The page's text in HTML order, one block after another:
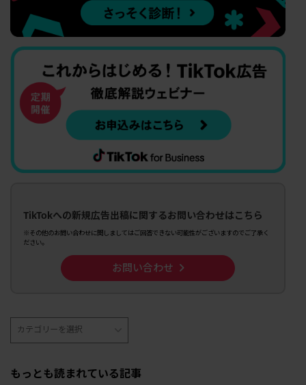
TikTokへの新規広告出稿に関するお問い合わせはこちら
※その他のお問い合わせに関しましてはご回答できない可能性がございますのでご了承く
ださい。
お問い合わせ
もっとも読まれている記事